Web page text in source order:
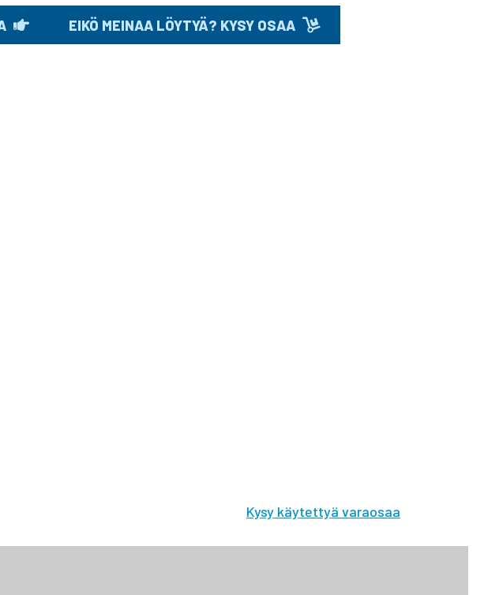
EIKÖ MEINAA LÖYTYÄ? KYSY OSAA
Kysy käytettyä varaosaa